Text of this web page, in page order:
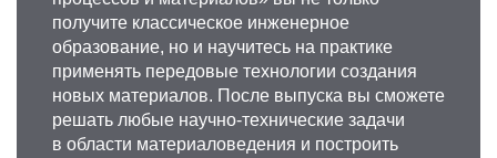
получите классическое инженерное
образование, но и научитесь на практике
применять передовые технологии создания
новых материалов. После выпуска вы сможете
решать любые научно-технические задачи
в области материаловедения и построить